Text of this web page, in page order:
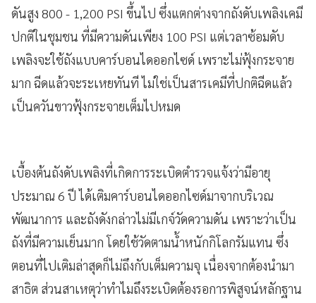
ดันสูง 800 - 1,200 PSI ขึ้นไป ซึ่งแตกต่างจากถังดับเพลิงเคมี
ปกติในชุมชน ที่มีความดันเพียง​ 100 PSI แต่เวลาซ้อมดับ
เพลิงจะใช้ถังแบบคาร์บอนไดออกไซด์ เพราะไม่ฟุ้งกระจาย
มาก​ ฉีดแล้วจะระเหยทันที​ ไม่ใช่เป็นสารเคมีที่ปกติฉีดแล้ว
เป็นควันขาวฟุ้งกระจายเต็มไปหมด
เบื้องต้นถังดับเพลิงที่เกิดการระเบิด​ตำรวจแจ้งว่ามีอายุ
ประมาณ 6 ปี​ ได้เติมคาร์บอนไดออกไซด์มาจากบริเวณ
พัฒนาการ​ และถังดังกล่าวไม่มีเกจ์วัดความดัน เพราะว่าเป็น
ถังที่มีความเย็นมาก​ โดยใช้วัดตามน้ำหนักกิโลกรัมแทน​ ซึ่ง
ตอนที่ไปเติมล่าสุดก็ไม่ถึงกับเต็มความจุ เนื่องจากต้องนำมา
สาธิต​ ส่วนสาเหตุว่าทำไมถึงระเบิด​ต้องรอการพิสูจน์หลักฐาน